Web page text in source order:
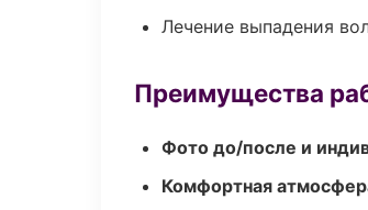
Лечение выпадения
Преимущества
Фото до/после и
Комфортная